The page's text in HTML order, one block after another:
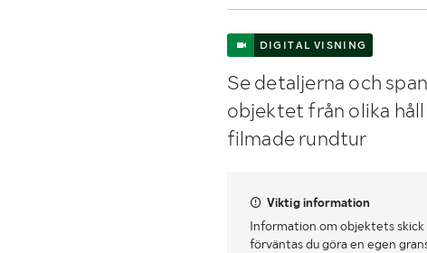
DIGITAL VISNING
Se detaljerna och
objektet från olika
filmade rundtur
Viktig information
Information om objektets skick
förväntas du göra en egen